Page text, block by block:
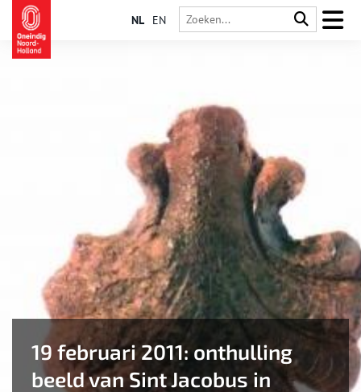
NL EN
19 februari 2011: onthulling
beeld van Sint Jacobus in